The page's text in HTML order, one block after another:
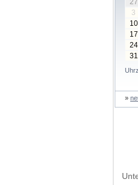
27
3
10
17
24
31
»